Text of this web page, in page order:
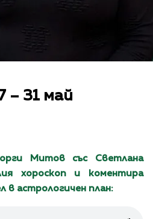
– 31 май
Митов със Светлана
хороскоп и коментира
в астрологичен план: